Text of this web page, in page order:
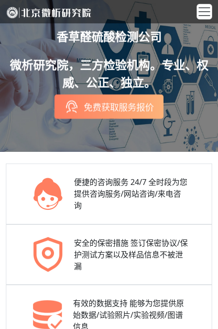
香草醛硫酸检测公司
微析研究院，三方检验机构。专业、权
威、公正、独立。
免费获取服务报价
便捷的咨询服务24/7 全时段为您
提供咨询服务/网站咨询/来电咨
询
安全的保密措施 签订保密协议/保
护测试方案以及样品信息不被泄
漏
有效的数据支持 能够为您提供原
始数据/试验照片/实验视频/图谱
信息